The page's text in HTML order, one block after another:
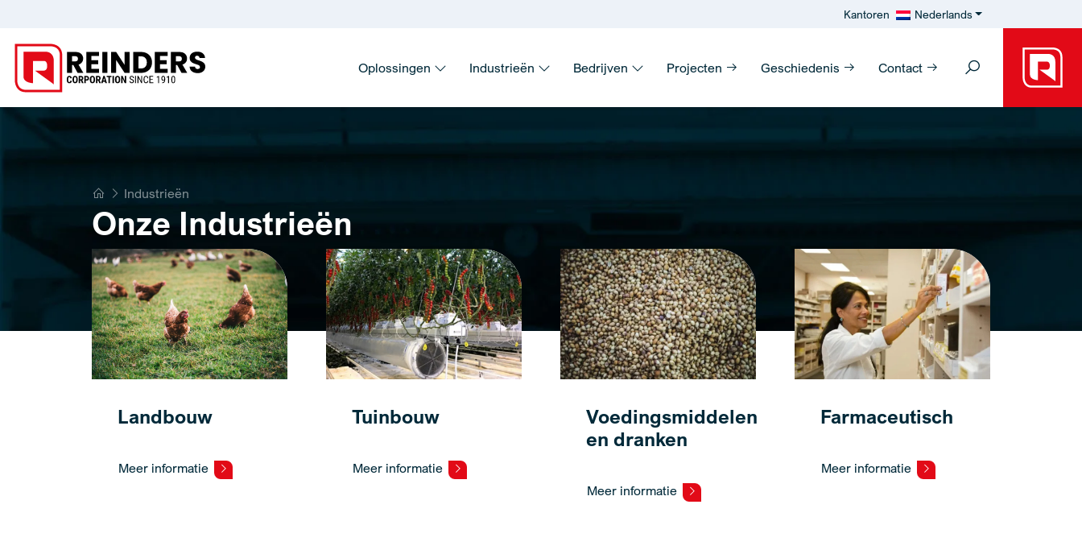
Kantoren Nederlands
Oplossingen Industrieën Bedrijven Projecten Geschiedenis Contact
Home
Industrieën
Onze Industrieën
Landbouw
Meer informatie
Tuinbouw
Meer informatie
Voedingsmiddelen
en dranken
Meer informatie
Farmaceutisch
Meer informatie